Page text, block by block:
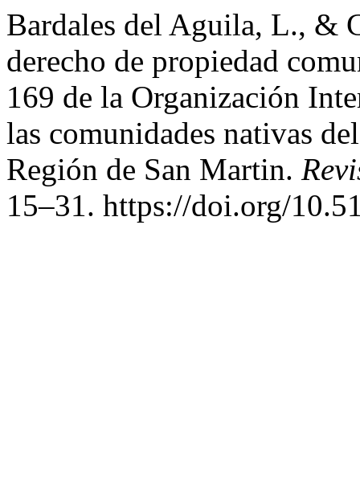
Bardales del Aguila, L., &
derecho de propiedad
169 de la Organización
las comunidades nativas
Región de San Martin.
15–31. https://doi.org/